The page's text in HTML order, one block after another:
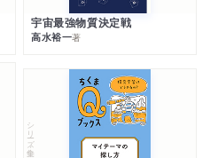
宇宙最強物質決定戦
高水裕一著
シリーズ・全集